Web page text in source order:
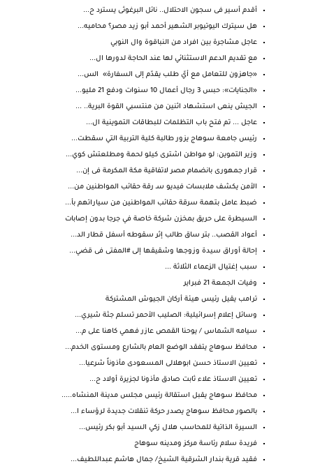
أقدم أسير فى سجون الاحتلال.. نائل البرغوثى يسترد ح...
هل سيترك اليوتيوبر الشهير أحمد أبو زيد مصر؟ محاميه...
عاجل مشاجرة بين افراد من النباقوة وال النوبي
مع تقديم الدعم الاستثنائي لها عند الحاجة لدورها ال...
«جاهزون للتعامل مع أيّ طلب يقدّم إلى السفارة» الس...
«الجنايات»: حبس 3 رجال أعمال 10 سنوات ودفع 21 مليو...
الجيش ينعى استشهاد اثنين من منتسبي القوة البرية.. ...
عاجل ... تم فتح باب التظلمات للبطاقات التموينية ال...
رئيس جامعة سوهاج يزور طالبة كلية التربية التي سقطت...
وزير التموين: لو مواطن اشترى كيلو لحمة ومطلعتش كوي...
قرار جمهورى بانضمام مصر لاتفاقية مكة المكرمة فى إن...
الأمن يكشف ملابسات فيديو سـ رقة حقائب المواطنين من...
ضبط عامل بتهمة سرقة حقائب المواطنين من سياراتهم بأ...
السيطرة على حريق بمخزن شركة خاصة في جرجا بدون إصابات
أعواد القصب.. بتر ساق طالب إثر سقوطه أسفل قطار الد...
إحالة أوراق سيدة وزوجها وشقيقها إلى #المفتى فى قضي...
سبب إغتيال الزعماء الثلاثة ...
وفيات الجمعة 21 فبراير
ترامب يقيل رئيس هيئة أركان الجيوش المشتركة
وسائل إعلام إسرائيلية: الصليب الأحمر تسلم جثة شيري...
سيامه الشماس / يوحنا القمص عازر فهمي كاهنا على م...
محافظ سوهاج يتفقد الوضع العام بالشارع ومستوى الخدم...
تعيين الاستاذ حسن ابوهلالى المسعودى مأذوناً شرعيا...
تعيين الاستاذ علاء ثابت صادق مأذونا لجزيرة أولاد ح...
محافظ سوهاج يقبل استقالة رئيس مجلس مدينة المنشاه.....
بالصور محافظ سوهاج يصدر حركة تنقلات جديدة لرؤساء ا...
السيرة الذاتية للمحاسب هلال زكي السيد أبو بكر رئيس...
فريدة سلام رئاسة مركز ومدينه سوهاج
فقيد قرية بندار الشرقية الشيخ/ جمال هاشم عبداللطيف...